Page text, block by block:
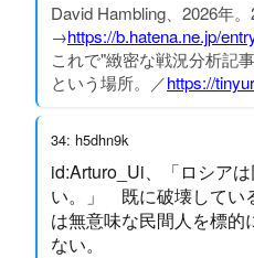
David Hambling、2026年
→https://b.hatena.ne.jp/
これで"緻密な戦況分析記
という場所。／https://
34: h5dhn9k
id:Arturo_Ui、「ロシア
い。」 既に破壊してい
は無意味な民間人を標的
ない。